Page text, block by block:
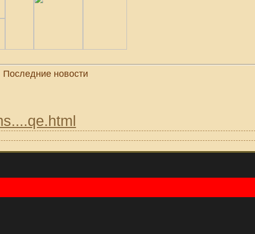
Последние новости